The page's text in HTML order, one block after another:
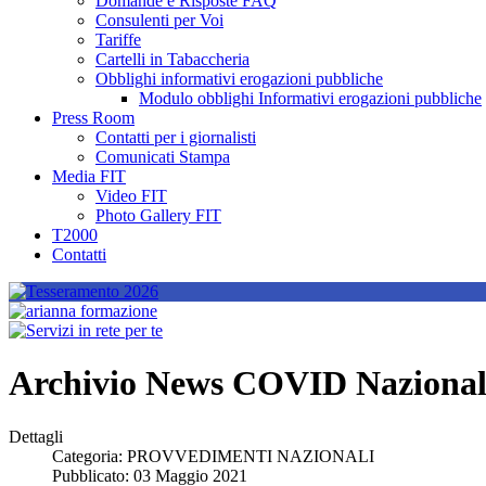
Consulenti per Voi
Tariffe
Cartelli in Tabaccheria
Obblighi informativi erogazioni pubbliche
Modulo obblighi Informativi erogazioni pubbliche
Press Room
Contatti per i giornalisti
Comunicati Stampa
Media FIT
Video FIT
Photo Gallery FIT
T2000
Contatti
Archivio News COVID
Dettagli
Categoria: PROVVEDIMENTI NAZIONALI
Pubblicato: 03 Maggio 2021